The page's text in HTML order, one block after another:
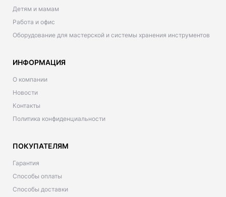
Детям и мамам
Работа и офис
Оборудование для мастерской и системы хранения инструментов
ИНФОРМАЦИЯ
О компании
Новости
Контакты
Политика конфиденциальности
ПОКУПАТЕЛЯМ
Гарантия
Способы оплаты
Способы доставки